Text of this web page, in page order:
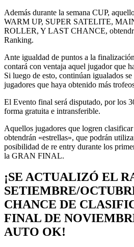
Además durante la semana CUP,
WARM UP, SUPER SATELITE,
ROLLER, Y LAST CHANCE,
Ranking.
Ante igualdad de puntos a la
contará con ventaja aquel jugador que
Si luego de esto, continúan igualados
jugadores que haya obtenido más
El Evento final será disputado, por los
forma gratuita e intransferible.
Aquellos jugadores que logren
obtendrán «estrellas», que podrán
posibilidad de re entry durante los
la GRAN FINAL.
¡SE ACTUALIZÓ EL
SETIEMBRE/
CHANCE DE
FINAL DE
AUTO OK!